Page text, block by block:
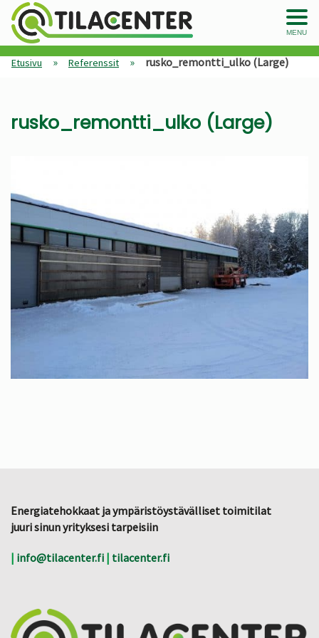
MENU
Etusivu » Referenssit » rusko_remontti_ulko (Large)
rusko_remontti_ulko (Large)
Energiatehokkaat ja ympäristöystävälliset toimitilat
juuri sinun yrityksesi tarpeisiin
| info@tilacenter.fi | tilacenter.fi